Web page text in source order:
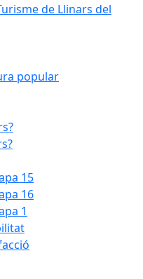
de Llinars del
popular
15
16
1